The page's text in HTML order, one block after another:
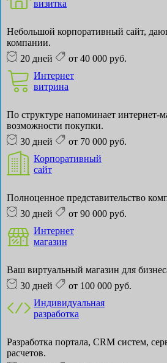
визитка
Небольшой корпоративный сайт,
компании.
20 дней
от 40 000 руб.
Интернет
витрина
По структуре напоминает интернет-
возможности покупки.
30 дней
от 70 000 руб.
Корпоративный
сайт
Полноценное представительство
30 дней
от 90 000 руб.
Интернет
магазин
Ваш виртуальный магазин для
30 дней
от 100 000 руб.
Индивидуальная
разработка
Разработка портала, CRM систем,
расчетов.